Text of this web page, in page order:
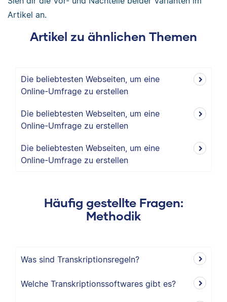
Artikel an.
Artikel zu ähnlichen Themen
Die beliebtesten Webseiten, um eine
Online-Umfrage zu erstellen
Die beliebtesten Webseiten, um eine
Online-Umfrage zu erstellen
Die beliebtesten Webseiten, um eine
Online-Umfrage zu erstellen
Häufig gestellte Fragen:
Methodik
Was sind Transkriptionsregeln?
Welche Transkriptionssoftwares gibt es?